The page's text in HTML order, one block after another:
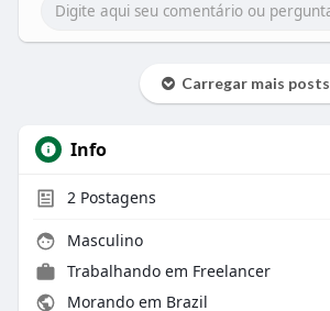
Carregar mais posts
Info
2Postagens
Masculino
Trabalhando em Freelancer
Morando em Brazil